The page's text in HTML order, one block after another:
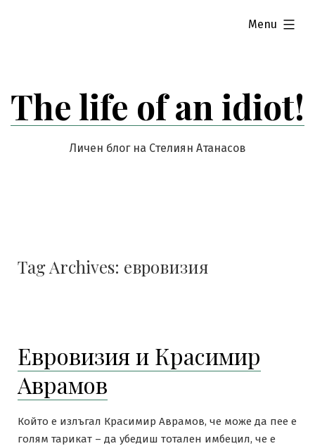
The life of an idiot!
Личен блог на Стелиян Атанасов
Menu
expanded
Tag Archives: евровизия
Евровизия и Красимир
Аврамов
Който е излъгал Красимир Аврамов, че може да пее е
голям тарикат – да убедиш тотален имбецил, че е